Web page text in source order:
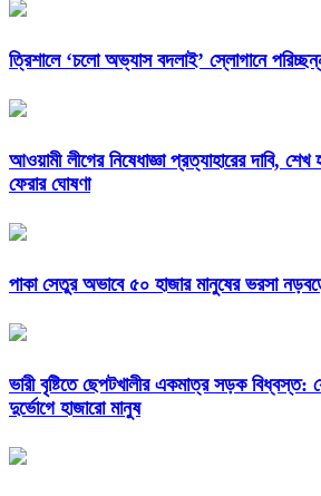
‎ত্রিশালে ‘চলো অভ্যাস বদলাই’ স্লোগানে
আওয়ামী লীগের নিষেধাজ্ঞা প্রত্যাহারের দাবি, শেখ
ফেরার ঘোষণা
পাকা সেতুর অভাবে ৫০ হাজার মানুষের ভরসা
ভারী বৃষ্টিতে ছেপটখালীর একমাত্র সড়ক বিধ্বস্ত:
দুর্ভোগে হাজারো মানুষ